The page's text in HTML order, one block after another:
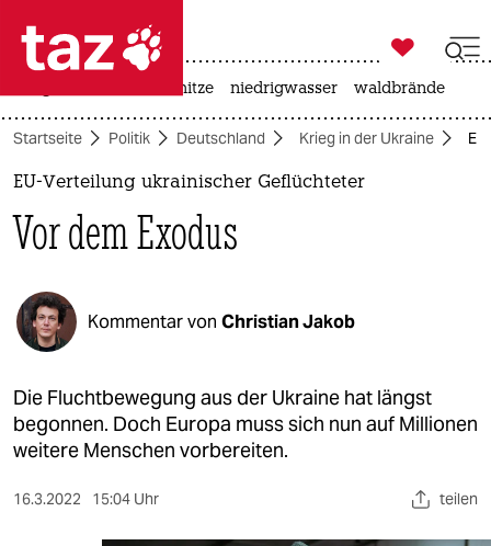
 taz zahl ich
taz zahl ich
politik
öko
gesellschaft
kultur
sport
berlin

taz zahl ich
hitze niedrigwasser waldbrände
Startseite Politik Deutschland Krieg in der Ukraine
EU-Verteilung ukrainischer Geflüchteter
Vor dem Exodus
Kommentar von Christian Jakob
Die Fluchtbewegung aus der Ukraine hat längst
begonnen. Doch Europa muss sich nun auf Millionen
weitere Menschen vorbereiten.
16.3.2022 15:04 Uhr teilen